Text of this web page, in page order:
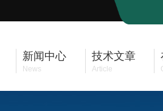
新闻中心
News
技术文章
Article